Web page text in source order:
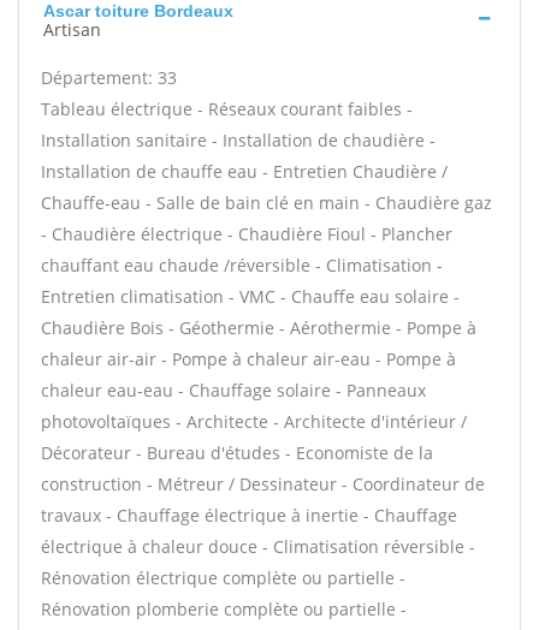
Ascar toiture Bordeaux
Artisan
Département: 33
Tableau électrique - Réseaux courant faibles -
Installation sanitaire - Installation de chaudière -
Installation de chauffe eau - Entretien Chaudière /
Chauffe-eau - Salle de bain clé en main - Chaudière gaz
- Chaudière électrique - Chaudière Fioul - Plancher
chauffant eau chaude /réversible - Climatisation -
Entretien climatisation - VMC - Chauffe eau solaire -
Chaudière Bois - Géothermie - Aérothermie - Pompe à
chaleur air-air - Pompe à chaleur air-eau - Pompe à
chaleur eau-eau - Chauffage solaire - Panneaux
photovoltaïques - Architecte - Architecte d'intérieur /
Décorateur - Bureau d'études - Economiste de la
construction - Métreur / Dessinateur - Coordinateur de
travaux - Chauffage électrique à inertie - Chauffage
électrique à chaleur douce - Climatisation réversible -
Rénovation électrique complète ou partielle -
Rénovation plomberie complète ou partielle -